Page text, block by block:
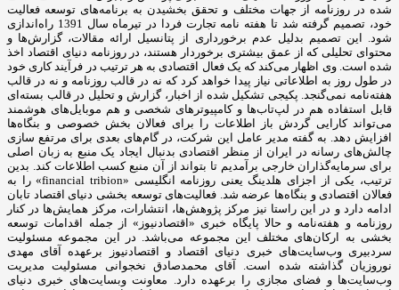
شده در روزنامه از جهات مختلف و تحقق بخشیدن به برنامه‌های توسعه فعالیت
خود، تصمیم گرفته شد تا هفته نامه تجارت فردا در تیرماه سال 1391 راه‌اندازی
شود. این تصمیم بدلیل عدم برخورداری از پتانسیل ارائه مقالات، گزارش‌ها و
محتوای تحلیلی که از عمق بیشتری برخوردار هستند، در روزنامه دنیای اقتصاد اخذ
شده است. وی اظهار می‌کند که یک فعال اقتصادی به هر ترتیب در فرآیند کاری خود
در طول روز به اطلاعاتی نیاز پیدا خواهد کرد که نه در قالب روزنامه و نه در قالب
هفته‌نامه نمی‌گنجد. پکیجی تشکیل شده از اخبار، گزارش و تحلیل در قالب بسته‌ای
قابل استفاده هم در لپ‌تاب‌ها و کامپیوترهای شخصی و هم موبایل‌های هوشمند
می‌تواند کارایی گردش باز اطلاعات را برای فعالان بخش خصوصی و بنگاه‌ها
افزایش دهد. به گفته مدیر عامل این شرکت، در گام‌های بعدی برای مرتفع سازی
چالش‌های رسانه در ایران از منظر اقتصادی بدنبال ایجاد یک منبع به زبان اصلی
برای سرمایه‌گذاران خارجی برآمدیم تا بتواند از آن منبع کسب اطلاعات کند. بدین
ترتیب، یکی از اجزای هلدینگ یعنی روزنامه انگلیسی «financial tribion» را به
فعالان اقتصادی و بنگاه‌ها عرضه شد. فعالیت‌های توسعه بخشی دنیای اقتصاد تابان
ادامه دارد و در این راستا نیز مرکز پژوهش‌ها، انتشارات، مرکز همایش‌ها در کنار
روزنامه و هفته‌نامه و حالا پایگاه خبری «اقتصادنیوز» از جمله اقدامات توسعه
بخشی به ارکان‌های مختلف این مجموعه می‌باشد. در این مجموعه مسئولیت
سردبیری وب‌سایت‌های خبری دنیای اقتصاد و اقتصادنیوز برعهده آقای مهدی
نوروزیان گذاشته شده است. آقای محمدصادق نخجوانی مسئولیت مدیریت
وب‌سایت‌ها و فضای مجازی را برعهده دارد. معاونت وبسایت‌های خبری دنیای